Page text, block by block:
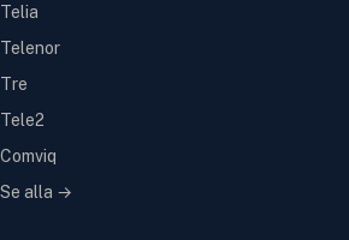
Telia
Telenor
Tre
Tele2
Comviq
Se alla →